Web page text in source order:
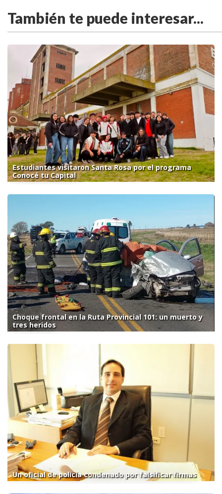
También te puede interesar...
Estudiantes visitaron Santa Rosa por el programa
Conocé tu Capital
Choque frontal en la Ruta Provincial 101: un muerto y
tres heridos
Un oficial de policía condenado por falsificar firmas